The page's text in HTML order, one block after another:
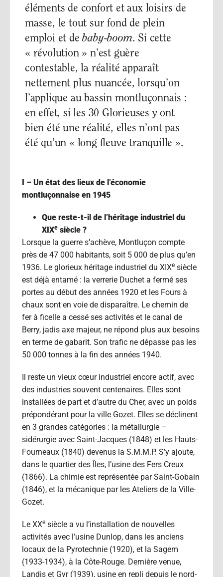
éléments de confort et aux loisirs de
masse, le tout sur fond de plein
emploi et debaby-boom. Si cette
« révolution » n’est guère
contestable, la réalité apparaît
nettement plus nuancée, lorsqu’on
l’applique au bassin montluçonnais :
en effet, si les 30 Glorieuses y ont
bien été une réalité, elles n’ont pas
été qu’un « long fleuve tranquille ».
I – Un état des lieux de l’économie
montluçonnaise en 1945
Que reste-t-il de l’héritage industriel du
XIXe siècle ?
Lorsque la guerre s’achève, Montluçon compte
près de 47 000 habitants, soit 5 000 de plus qu’en
1936. Le glorieux héritage industriel du XIXe siècle
est déjà entamé : la verrerie Duchet a fermé ses
portes au début des années 1920 et les Fours à
chaux sont en voie de disparaître. Le chemin de
fer à ficelle a cessé ses activités et le canal de
Berry, jadis axe majeur, ne répond plus aux besoins
en terme de gabarit. Son trafic ne dépasse pas les
50 000 tonnes à la fin des années 1940.
Il reste un vieux cœur industriel encore actif, avec
des industries souvent centenaires. Elles sont
installées de part et d’autre du Cher, avec un poids
prépondérant pour la ville Gozet. Elles se déclinent
en 3 grandes catégories : la métallurgie –
sidérurgie avec Saint-Jacques (1848) et les Hauts-
Fourneaux (1840) devenus la S.M.M.P. S’y ajoute,
dans le quartier des Îles, l’usine des Fers Creux
(1866). La chimie est représentée par Saint-Gobain
(1846), et la mécanique par les Ateliers de la Ville-
Gozet.
Le XXe siècle a vu l’installation de nouvelles
activités avec l’usine Dunlop, dans les anciens
locaux de la Pyrotechnie (1920), et la Sagem
(1933-1934), à la Côte-Rouge. Dernière venue,
Landis et Gyr (1939), usine en repli depuis le nord-